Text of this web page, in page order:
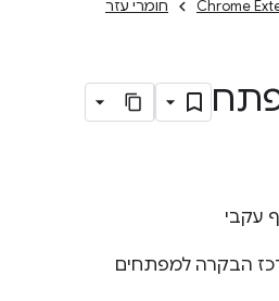
Chrome חומרי עזר
עקבי
הבקרה למפתחים